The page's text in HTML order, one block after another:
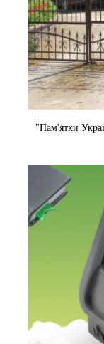
"Пам'ятки